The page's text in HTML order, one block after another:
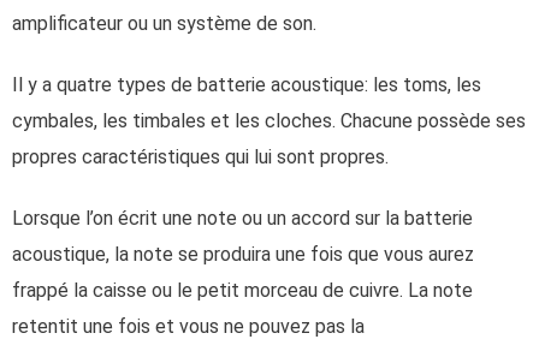
amplificateur ou un système de son.
Il y a quatre types de batterie acoustique: les toms, les
cymbales, les timbales et les cloches. Chacune possède ses
propres caractéristiques qui lui sont propres.
Lorsque l’on écrit une note ou un accord sur la batterie
acoustique, la note se produira une fois que vous aurez
frappé la caisse ou le petit morceau de cuivre. La note
retentit une fois et vous ne pouvez pas la